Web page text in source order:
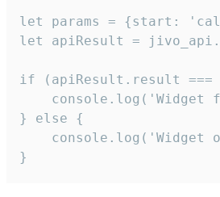
let params = {start:
let apiResult =
if (apiResult.result
console.log('Widget
} else {
console.log('Widget
}